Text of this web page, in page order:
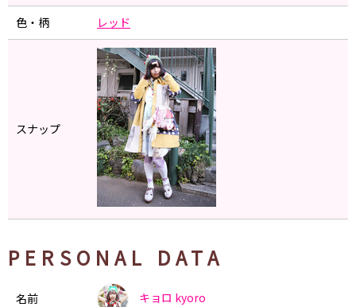
色・柄 レッド
スナップ
PERSONAL DATA
名前 キョロ kyoro